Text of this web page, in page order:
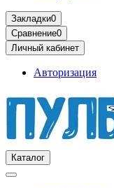
Закладки0
Сравнение0
Личный кабинет
Авторизация
Каталог